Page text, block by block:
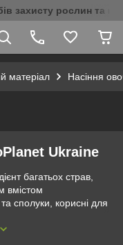
захисту рослин та
матеріал Насіння
Ukraine
багатьох страв,
вмістом
сполуки, корисні для
це допомагає